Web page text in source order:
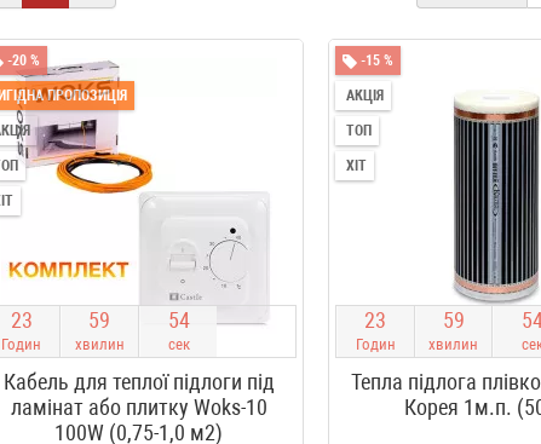
-20 %
ПРОПОЗИЦІЯ
23
Годин
59
хвилин
53
сек
Кабель для теплої підлоги під
ламінат або плитку Woks-10
100W (0,75-1,0 м2)
-15 %
АКЦІЯ
ТОП
ХІТ
23
Годин
59
хвилин
5
Тепла підлога
Корея 1м.п.